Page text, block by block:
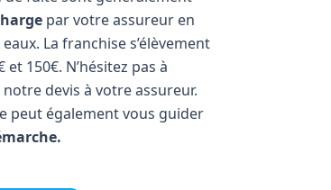
par votre assureur en
La franchise s’élèvement
et 150€. N’hésitez pas à
devis à votre assureur.
peut également vous guider